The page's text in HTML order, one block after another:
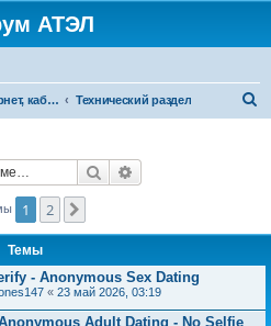
АТЭЛ
АТЭЛ - Интернет, кабельное ТВ, телефония в Ярославле и Данилове Технический раздел
Поиск
1 2
Темы
- Anonymous Sex Dating
« 23 май 2026, 03:19
Adult Dating - No Selfie